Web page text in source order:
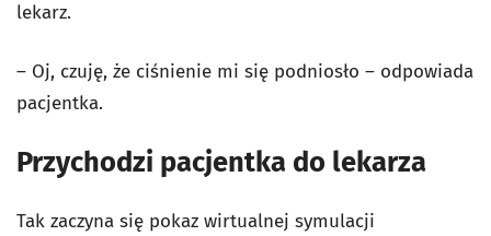
lekarz.
– Oj, czuję, że ciśnienie mi się podniosło – odpowiada
pacjentka.
Przychodzi pacjentka do lekarza
Tak zaczyna się pokaz wirtualnej symulacji